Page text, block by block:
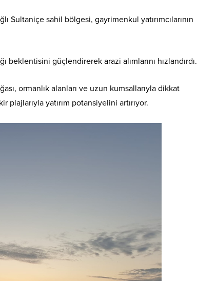
Sultaniçe sahil bölgesi, gayrimenkul yatırımcılarının
beklentisini güçlendirerek arazi alımlarını hızlandırdı.
ormanlık alanları ve uzun kumsallarıyla dikkat
yatırım potansiyelini artırıyor.